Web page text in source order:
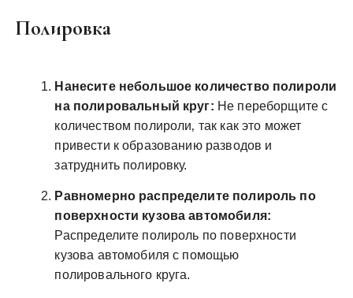
Полировка
Нанесите небольшое количество полироли
на полировальный круг: Не переборщите с
количеством полироли‚ так как это может
привести к образованию разводов и
затруднить полировку.
Равномерно распределите полироль по
поверхности кузова автомобиля:
Распределите полироль по поверхности
кузова автомобиля с помощью
полировального круга.